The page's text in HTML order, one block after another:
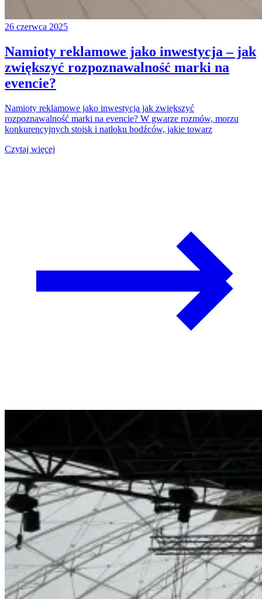
26 czerwca 2025
Namioty reklamowe jako inwestycja – jak
zwiększyć rozpoznawalność marki na
evencie?
Namioty reklamowe jako inwestycja jak zwiększyć
rozpoznawalność marki na evencie? W gwarze rozmów, morzu
konkurencyjnych stoisk i natłoku bodźców, jakie towarz
Czytaj więcej